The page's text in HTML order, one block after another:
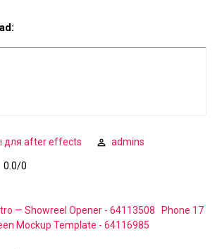
для after effects admins
0.0/0
— Showreel Opener - 64113508
Phone 17
Mockup Template - 64116985